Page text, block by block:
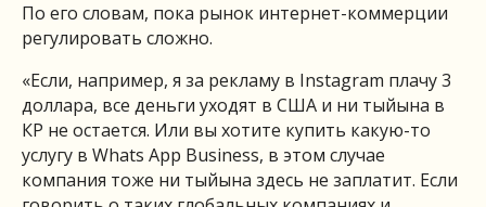
По его словам, пока рынок интернет-коммерции
регулировать сложно.
«Если, например, я за рекламу в Instagram плачу 3
доллара, все деньги уходят в США и ни тыйына в
КР не остается. Или вы хотите купить какую-то
услугу в Whats App Business, в этом случае
компания тоже ни тыйына здесь не заплатит. Если